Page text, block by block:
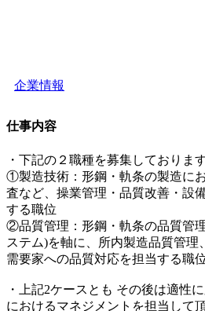
企業情報
仕事内容
・下記の２職種を募集しておりま
①製造技術：形鋼・軌条の製造に
査など、操業管理・品質改善・設
する職位
②品質管理：形鋼・軌条の品質管
ステム)を軸に、所内製造品質管理
需要家への品質対応を担当する職
・上記2ケースとも その後は適性
におけるマネジメントを担当して